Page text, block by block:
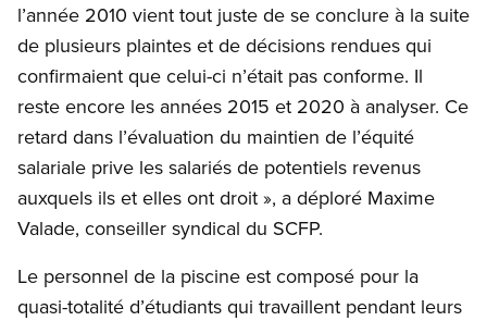
l’année 2010 vient tout juste de se conclure à la suite
de plusieurs plaintes et de décisions rendues qui
confirmaient que celui-ci n’était pas conforme. Il
reste encore les années 2015 et 2020 à analyser. Ce
retard dans l’évaluation du maintien de l’équité
salariale prive les salariés de potentiels revenus
auxquels ils et elles ont droit », a déploré Maxime
Valade, conseiller syndical du SCFP.
Le personnel de la piscine est composé pour la
quasi-totalité d’étudiants qui travaillent pendant leurs